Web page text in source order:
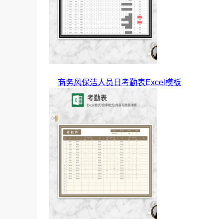
商务风保洁人员日考勤表Excel模板